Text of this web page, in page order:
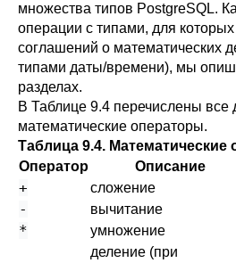
множества типов PostgreSQL.
операции с типами, для
соглашений о математических
типами даты/времени), мы
разделах.
В Таблице 9.4 перечислены все
математические операторы.
Таблица 9.4. Математические
Оператор
Описание
+ сложение
-
вычитание
*
умножение
деление (при